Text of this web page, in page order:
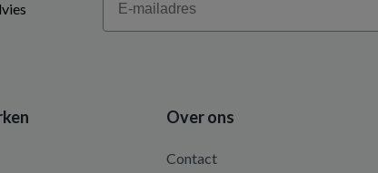
Over ons
Contact